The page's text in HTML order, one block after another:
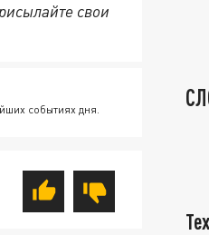
свои
событиях дня.